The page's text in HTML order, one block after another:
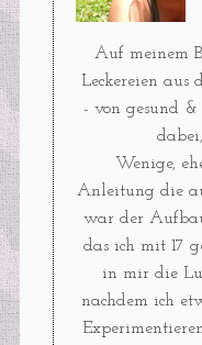
Auf meinem
Leckereien aus
- von gesund
Wenige,
Anleitung die
war der
das ich mit 17
in mir die
nachdem ich